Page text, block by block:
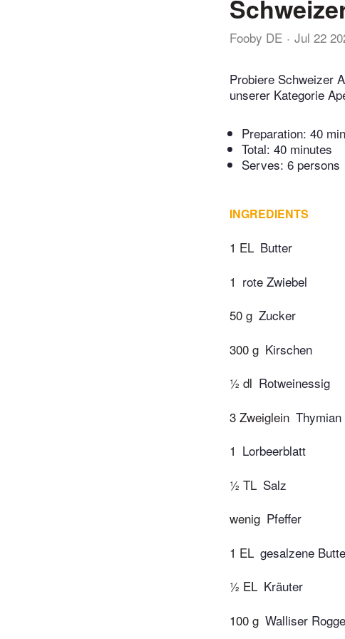
Fooby DE Jul 22
Probiere Schweizer
unserer Kategorie
Preparation: 40
Total: 40 minutes
Serves: 6 persons
INGREDIENTS
1 EL Butter
1 rote Zwiebel
50 g Zucker
300 g Kirschen
½ dl Rotweinessig
3 Zweiglein Thymian
1 Lorbeerblatt
½ TL Salz
wenig Pfeffer
1 EL gesalzene
½ EL Kräuter
100 g Walliser